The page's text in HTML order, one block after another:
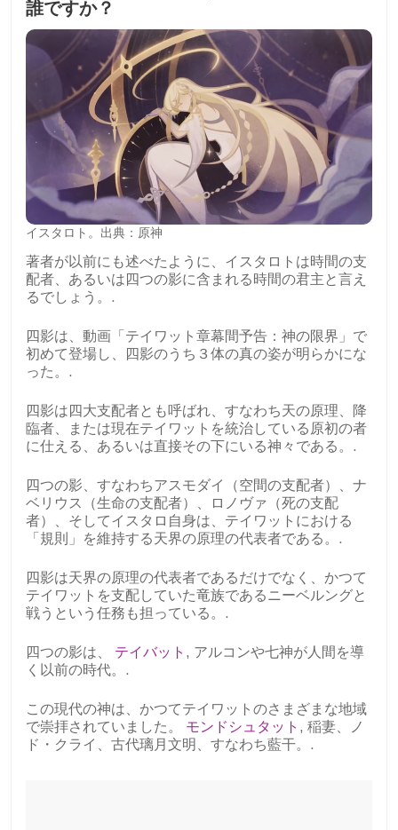
誰ですか？
イスタロト。出典：原神
著者が以前にも述べたように、イスタロトは時間の支
配者、あるいは四つの影に含まれる時間の君主と言え
るでしょう。.
四影は、動画「テイワット章幕間予告：神の限界」で
初めて登場し、四影のうち３体の真の姿が明らかにな
った。.
四影は四大支配者とも呼ばれ、すなわち天の原理、降
臨者、または現在テイワットを統治している原初の者
に仕える、あるいは直接その下にいる神々である。.
四つの影、すなわちアスモダイ（空間の支配者）、ナ
ベリウス（生命の支配者）、ロノヴァ（死の支配
者）、そしてイスタロ自身は、テイワットにおける
「規則」を維持する天界の原理の代表者である。.
四影は天界の原理の代表者であるだけでなく、かつて
テイワットを支配していた竜族であるニーベルングと
戦うという任務も担っている。.
四つの影は、 テイバット , アルコンや七神が人間を導
く以前の時代。.
この現代の神は、かつてテイワットのさまざまな地域
で崇拝されていました。 モンドシュタット , 稲妻、ノ
ド・クライ、古代璃月文明、すなわち藍干。.